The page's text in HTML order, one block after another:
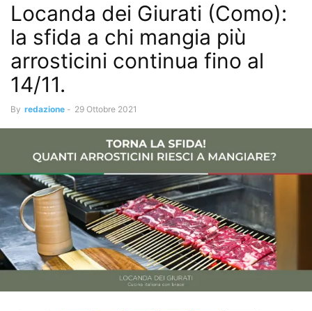
Locanda dei Giurati (Como):
la sfida a chi mangia più
arrosticini continua fino al
14/11.
By redazione - 29 Ottobre 2021